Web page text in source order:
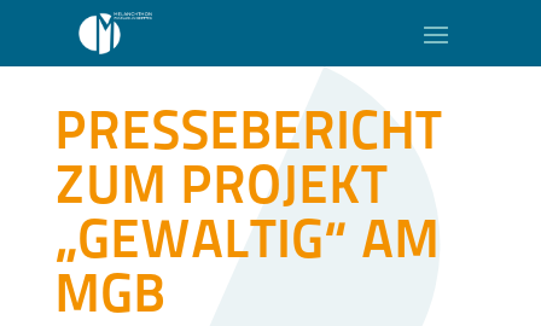
PRESSEBERICHT
ZUM PROJEKT
„GEWALTIG“ AM
MGB